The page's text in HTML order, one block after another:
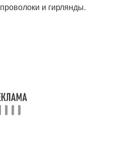
и гирлянды.